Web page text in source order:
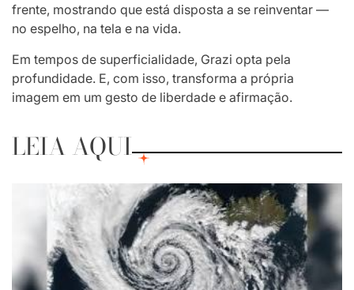
frente, mostrando que está disposta a se reinventar —
no espelho, na tela e na vida.
Em tempos de superficialidade, Grazi opta pela
profundidade. E, com isso, transforma a própria
imagem em um gesto de liberdade e afirmação.
LEIA AQUI